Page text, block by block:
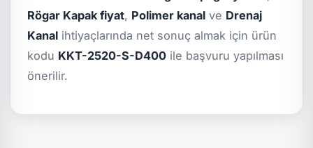
Rögar Kapak fiyat, Polimer kanal ve Drenaj
Kanal ihtiyaçlarında net sonuç almak için ürün
kodu KKT-2520-S-D400 ile başvuru yapılması
önerilir.